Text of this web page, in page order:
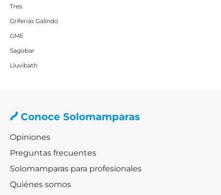
Tres
Griferías Galindo
GME
Sagobar
Lluvibath
Conoce Solomamparas
Opiniones
Preguntas frecuentes
Solomamparas para profesionales
Quiénes somos